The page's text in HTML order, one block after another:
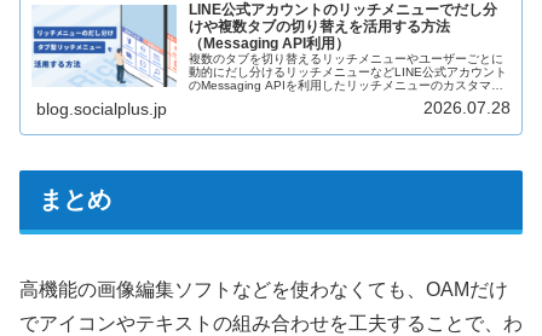
LINE公式アカウントのリッチメニューでだし分
けや複数タブの切り替えを活用する方法
（Messaging API利用）
複数のタブを切り替えるリッチメニューやユーザーごとに
動的にだし分けるリッチメニューなどLINE公式アカウント
のMessaging APIを利用したリッチメニューのカスタマイ
配置例や、Official Account Managerで作成したリッチメ
blog.socialplus.jp 2026.07.28
まとめ
高機能の画像編集ソフトなどを使わなくても、OAMだけ
でアイコンやテキストの組み合わせを工夫することで、わ